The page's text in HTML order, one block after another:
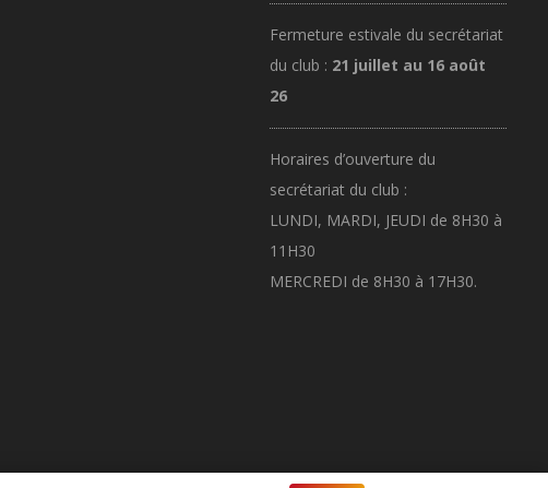
Fermeture estivale du secrétariat
du club : 21 juillet au 16 août
26
Horaires d’ouverture du
secrétariat du club :
LUNDI, MARDI, JEUDI de 8H30 à
11H30
MERCREDI de 8H30 à 17H30.